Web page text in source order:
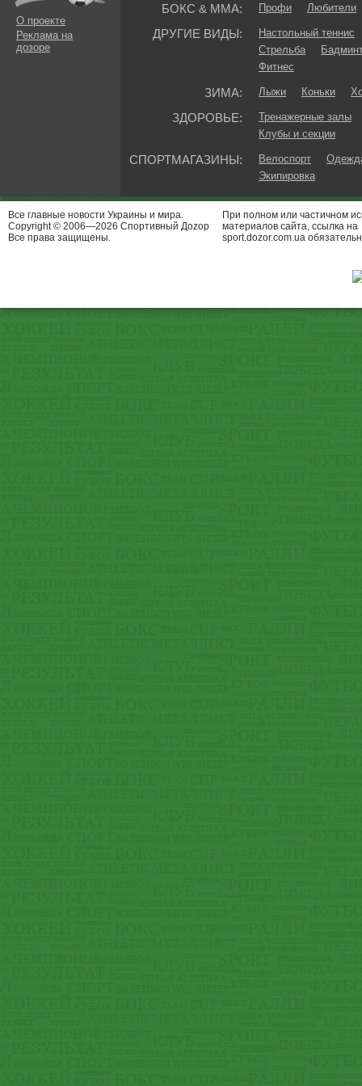
О проекте
Реклама на
дозоре
БОКС & ММА: Профи Любители
ДРУГИЕ ВИДЫ:
Настольный теннис
Стрельба
Фитнес
ЗИМА: Лыжи Коньки
ЗДОРОВЬЕ:
Тренажерные залы
Клубы и секции
СПОРТМАГАЗИНЫ: Велоспорт
Экипировка
Все главные новости Украины и мира.
Copyright © 2006—2026 Спортивный Доzор
Все права защищены.
При полном или частичном
материалов сайта, ссылка на
sport.dozor.com.ua